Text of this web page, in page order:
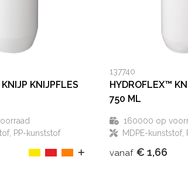
KNIJPFLES
PP-kunststof
137740
HYDROFLEX™
750 ML
160000 op
MDPE-kunststof,
vanaf € 1,66